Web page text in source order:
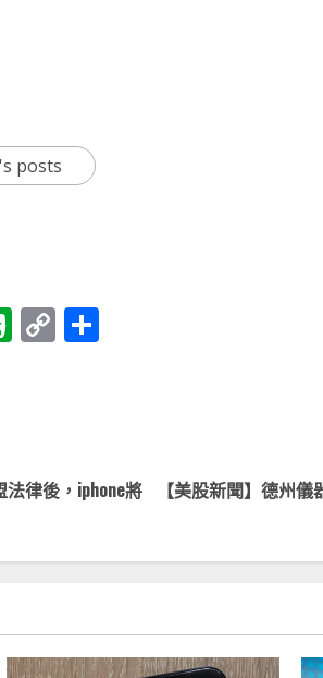
posts
Evernote
Copy
法律後，iphone將
【美股新聞】德州